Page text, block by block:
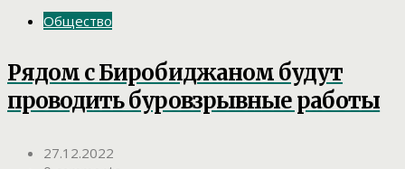
Общество
Рядом с Биробиджаном будут
проводить буровзрывные работы
27.12.2022